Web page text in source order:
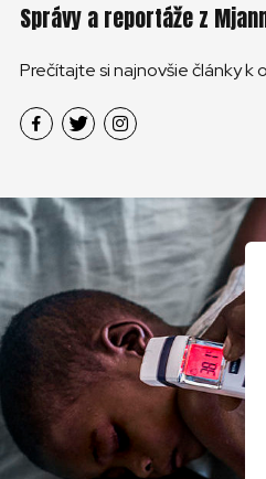
Správy a reportáže z
Prečítajte si najnovšie články k